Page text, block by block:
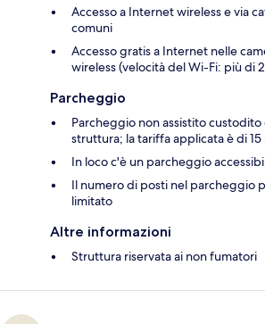
Accesso a Internet wireless e via
comuni
Accesso gratis a Internet nelle
wireless (velocità del Wi-Fi: più di
Parcheggio
Parcheggio non assistito
struttura; la tariffa applicata è di 15
In loco c'è un parcheggio
Il numero di posti nel parcheggio
limitato
Altre informazioni
Struttura riservata ai non fumatori